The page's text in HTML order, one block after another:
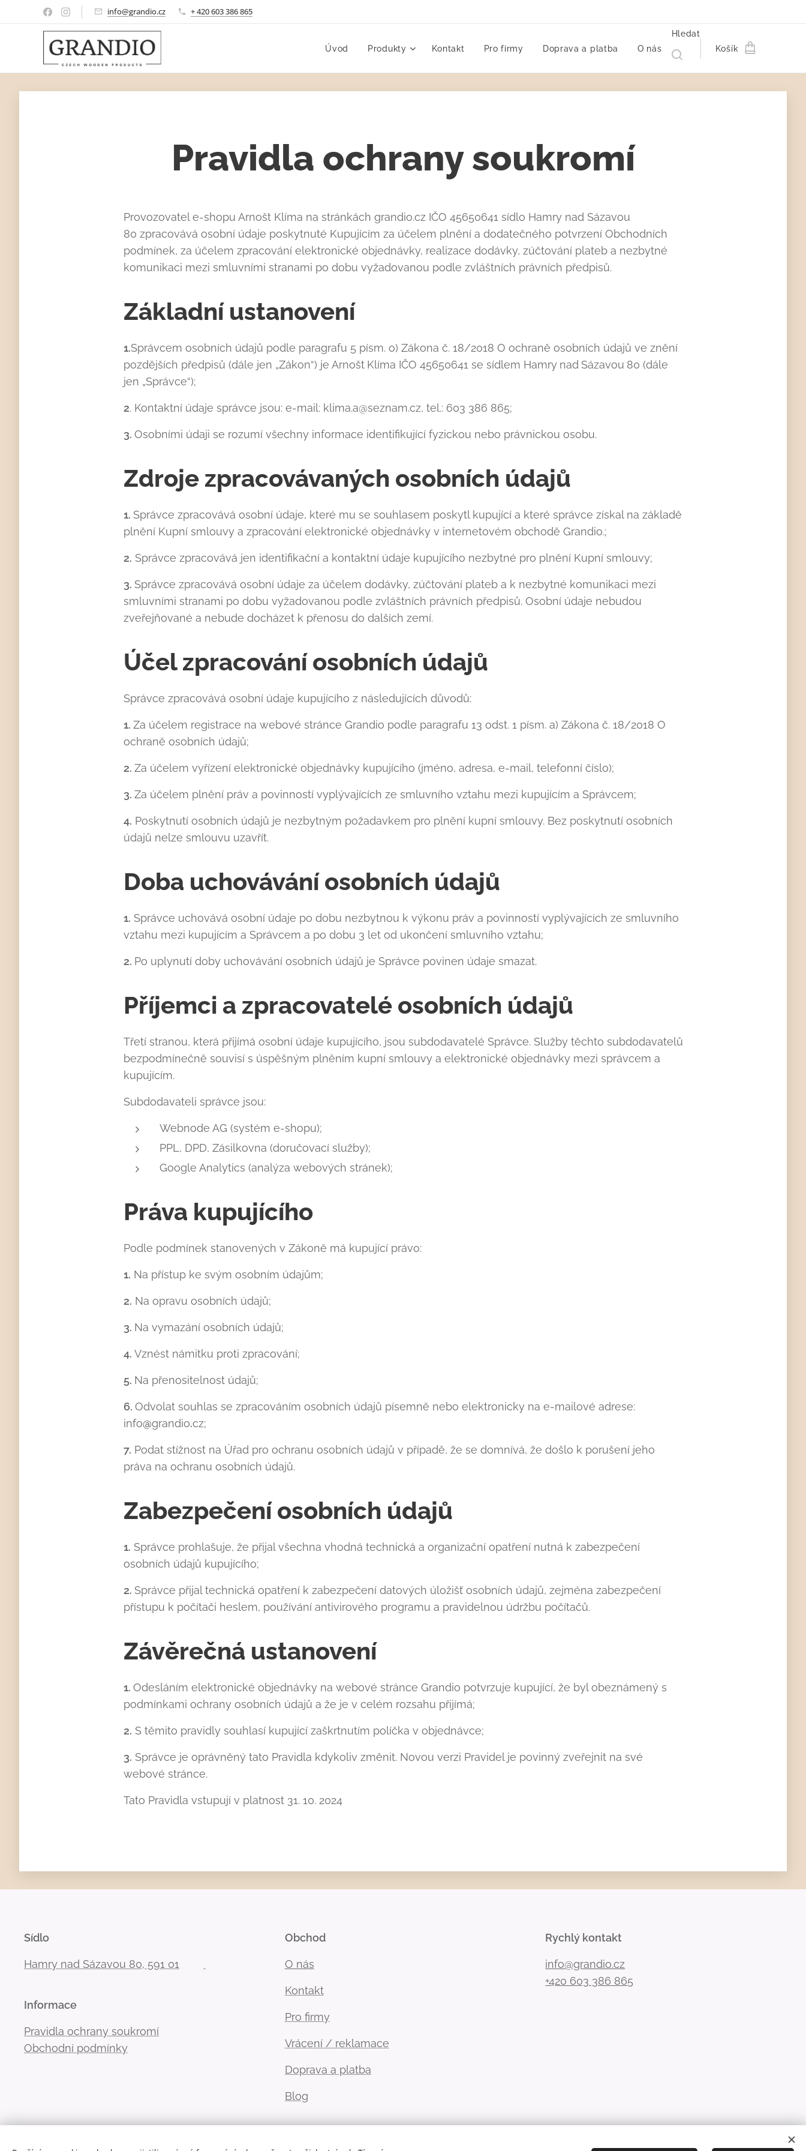
info@grandio.cz + 420 603 386 865
Úvod Produkty Kontakt Pro firmy Doprava a platba O nás
Hledat
Košík
Pravidla ochrany soukromí
Provozovatel e-shopu Arnošt Klíma na stránkách grandio.cz IČO 45650641 sídlo Hamry nad Sázavou
80 zpracovává osobní údaje poskytnuté Kupujícím za účelem plnění a dodatečného potvrzení Obchodních
podmínek, za účelem zpracování elektronické objednávky, realizace dodávky, zúčtování plateb a nezbytné
komunikaci mezi smluvními stranami po dobu vyžadovanou podle zvláštních právních předpisů.
Základní ustanovení
1.Správcem osobních údajů podle paragrafu 5 písm. o) Zákona č. 18/2018 O ochraně osobních údajů ve znění
pozdějších předpisů (dále jen „Zákon“) je Arnošt Klíma IČO 45650641 se sídlem Hamry nad Sázavou 80 (dále
jen „Správce“);
2. Kontaktní údaje správce jsou: e-mail: klima.a@seznam.cz, tel.: 603 386 865;
3. Osobními údaji se rozumí všechny informace identifikující fyzickou nebo právnickou osobu.
Zdroje zpracovávaných osobních údajů
1. Správce zpracovává osobní údaje, které mu se souhlasem poskytl kupující a které správce získal na základě
plnění Kupní smlouvy a zpracování elektronické objednávky v internetovém obchodě Grandio.;
2. Správce zpracovává jen identifikační a kontaktní údaje kupujícího nezbytné pro plnění Kupní smlouvy;
3. Správce zpracovává osobní údaje za účelem dodávky, zúčtování plateb a k nezbytné komunikaci mezi
smluvními stranami po dobu vyžadovanou podle zvláštních právních předpisů. Osobní údaje nebudou
zveřejňované a nebude docházet k přenosu do dalších zemí.
Účel zpracování osobních údajů
Správce zpracovává osobní údaje kupujícího z následujících důvodů:
1. Za účelem registrace na webové stránce Grandio podle paragrafu 13 odst. 1 písm. a) Zákona č. 18/2018 O
ochraně osobních údajů;
2. Za účelem vyřízení elektronické objednávky kupujícího (jméno, adresa, e-mail, telefonní číslo);
3. Za účelem plnění práv a povinností vyplývajících ze smluvního vztahu mezi kupujícím a Správcem;
4. Poskytnutí osobních údajů je nezbytným požadavkem pro plnění kupní smlouvy. Bez poskytnutí osobních
údajů nelze smlouvu uzavřít.
Doba uchovávání osobních údajů
1. Správce uchovává osobní údaje po dobu nezbytnou k výkonu práv a povinností vyplývajících ze smluvního
vztahu mezi kupujícím a Správcem a po dobu 3 let od ukončení smluvního vztahu;
2. Po uplynutí doby uchovávání osobních údajů je Správce povinen údaje smazat.
Příjemci a zpracovatelé osobních údajů
Třetí stranou, která přijímá osobní údaje kupujícího, jsou subdodavatelé Správce. Služby těchto subdodavatelů
bezpodmínečně souvisí s úspěšným plněním kupní smlouvy a elektronické objednávky mezi správcem a
kupujícím.
Subdodavateli správce jsou:
Webnode AG (systém e-shopu);
PPL, DPD, Zásilkovna (doručovací služby);
Google Analytics (analýza webových stránek);
Práva kupujícího
Podle podmínek stanovených v Zákoně má kupující právo:
1. Na přístup ke svým osobním údajům;
2. Na opravu osobních údajů;
3. Na vymazání osobních údajů;
4. Vznést námitku proti zpracování;
5. Na přenositelnost údajů;
6. Odvolat souhlas se zpracováním osobních údajů písemně nebo elektronicky na e-mailové adrese:
info@grandio.cz;
7. Podat stížnost na Úřad pro ochranu osobních údajů v případě, že se domnívá, že došlo k porušení jeho
práva na ochranu osobních údajů.
Zabezpečení osobních údajů
1. Správce prohlašuje, že přijal všechna vhodná technická a organizační opatření nutná k zabezpečení
osobních údajů kupujícího;
2. Správce přijal technická opatření k zabezpečení datových úložišť osobních údajů, zejména zabezpečení
přístupu k počítači heslem, používání antivirového programu a pravidelnou údržbu počítačů.
Závěrečná ustanovení
1. Odesláním elektronické objednávky na webové stránce Grandio potvrzuje kupující, že byl obeznámený s
podmínkami ochrany osobních údajů a že je v celém rozsahu přijímá;
2. S těmito pravidly souhlasí kupující zaškrtnutím políčka v objednávce;
3. Správce je oprávněný tato Pravidla kdykoliv změnit. Novou verzi Pravidel je povinný zveřejnit na své
webové stránce.
Tato Pravidla vstupují v platnost 31. 10. 2024
Sídlo
Hamry nad Sázavou 80, 591 01
Informace
Pravidla ochrany soukromí
Obchodní podmínky
Obchod
O nás
Kontakt
Pro firmy
Vrácení / reklamace
Doprava a platba
Blog
Rychlý kontakt
info@grandio.cz
+420 603 386 865